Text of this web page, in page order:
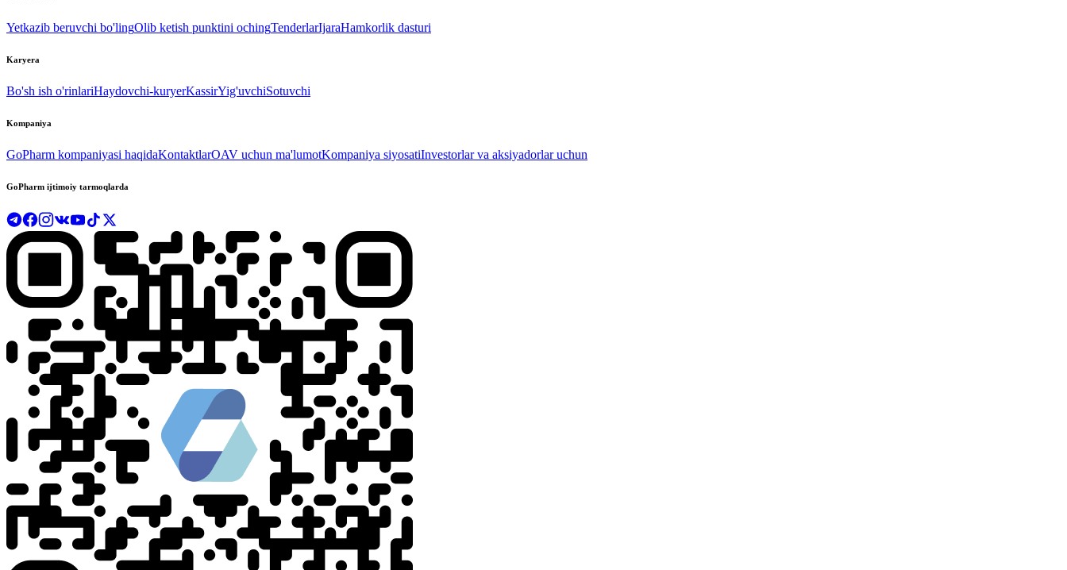
Yetkazib beruvchi bo'lingOlib ketish punktini ochingTenderlarIjaraHamkorlik dasturi
Karyera
Bo'sh ish o'rinlariHaydovchi-kuryerKassirYig'uvchiSotuvchi
Kompaniya
GoPharm kompaniyasi haqidaKontaktlarOAV uchun ma'lumotKompaniya siyosatiInvestorlar va aksiyadorlar uchun
GoPharm ijtimoiy tarmoqlarda